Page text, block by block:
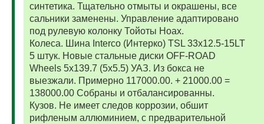
синтетика. Тщательно отмыты и окрашены, все
сальники заменены. Управление адаптировано
под рулевую колонку Тойоты Ноах.
Колеса. Шина Interco (Интерко) TSL 33x12.5-15LT
5 штук. Новые стальные диски OFF-ROAD
Wheels 5x139.7 (5x5.5) УАЗ. Из бокса не
выезжали. Примерно 117000.00. + 21000.00 =
138000.00 Собраны и отбалансированны.
Кузов. Не имеет следов коррозии, обшит
рифленым аллюминием, с предварительной